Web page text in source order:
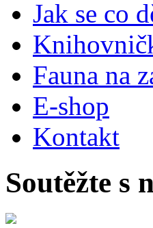
Jak se co
Fauna na
E-shop
Kontakt
Soutěžte s